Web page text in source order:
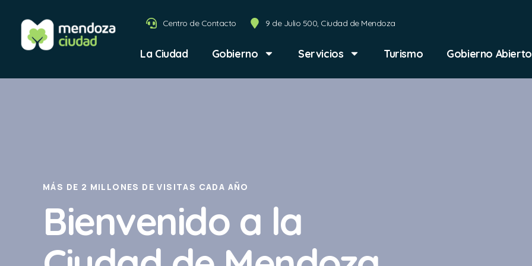
Centro de Contacto 9 de Julio 500, Ciudad de Mendoza
La Ciudad Gobierno Servicios Turismo Gobierno Abierto
MÁS DE 2 MILLONES DE VISITAS CADA AÑO
Bienvenido a la